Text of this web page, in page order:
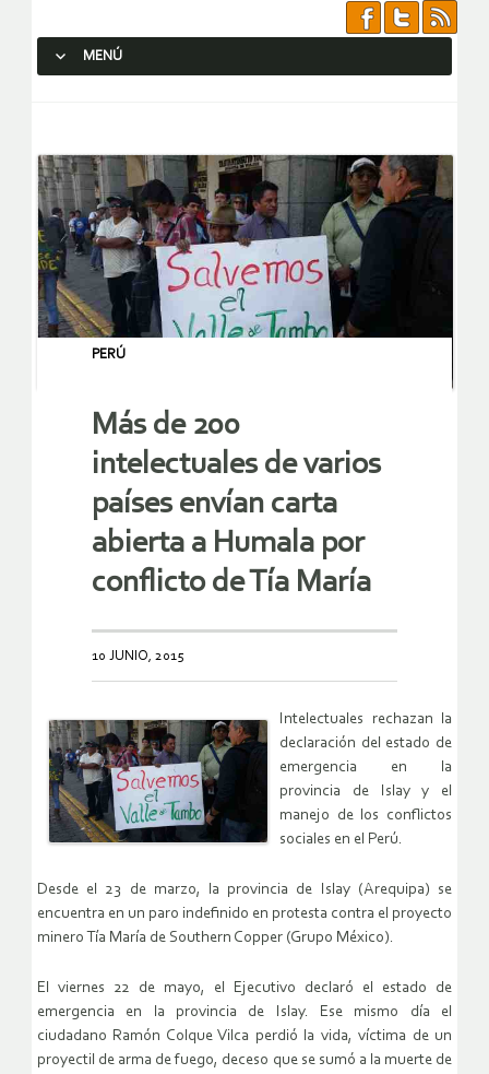
MENÚ
PERÚ
Más de 200
intelectuales de varios
países envían carta
abierta a Humala por
conflicto de Tía María
10 JUNIO, 2015
Intelectuales rechazan la
declaración del estado de
emergencia en la
provincia de Islay y el
manejo de los conflictos
sociales en el Perú.
Desde el 23 de marzo, la provincia de Islay (Arequipa) se
encuentra en un paro indefinido en protesta contra el proyecto
minero Tía María de Southern Copper (Grupo México).
El viernes 22 de mayo, el Ejecutivo declaró el estado de
emergencia en la provincia de Islay. Ese mismo día el
ciudadano Ramón Colque Vilca perdió la vida, víctima de un
proyectil de arma de fuego, deceso que se sumó a la muerte de